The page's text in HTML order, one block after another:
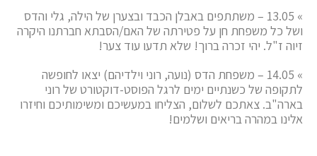
» 13.05 – משתתפים באבלן הכבד ובצערן של הילה, גלי והדס
ושל כל משפחת חן על פטירתה של האם/הסבתא חברתנו היקרה
זיוה ז"ל. יהי זכרה ברוך! שלא תדעו עוד צער!
» 14.05 – משפחת הדס (נועה, רוני וילדיהם) יצאו לחופשה
לתקופה של כשנתיים ימים לרגל הפוסט-דוקטורט של רוני
בארה"ב. צאתכם לשלום, הצליחו במעשיכם ומשימותיכם וחיזרו
אלינו במהרה בריאים ושלמים!